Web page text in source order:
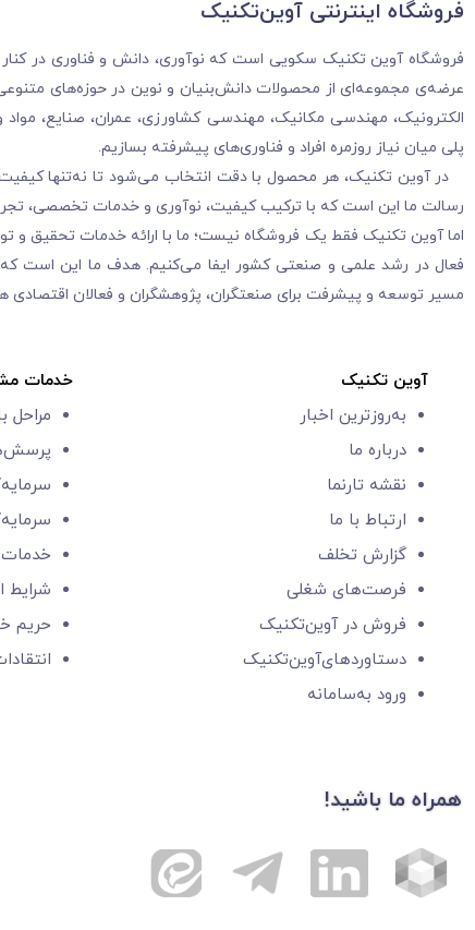
فروشگاه‌ اینترنتی آوین‌تکنیک
فروشگاه آوین تکنیک سکویی است که نوآوری، دانش و فناوری در کنار
عرضه‌ی مجموعه‌ای از محصولات دانش‌بنیان و نوین در حوزه‌های متنوعی
الکترونیک، مهندسی مکانیک، مهندسی کشاورزی، عمران، صنایع،
پلی میان نیاز روزمره افراد و فناوری‌های پیشرفته بسازیم.
در آوین تکنیک، هر محصول با دقت انتخاب می‌شود تا نه‌تنها کیفیت
رسالت ما این است که با ترکیب کیفیت، نوآوری و خدمات تخصصی،
اما آوین تکنیک فقط یک فروشگاه نیست؛ ما با ارائه خدمات تحقیق
فعال در رشد علمی و صنعتی کشور ایفا می‌کنیم. هدف ما این است که
مسیر توسعه و پیشرفت برای صنعتگران، پژوهشگران و فعالان اقتصادی
آوین تکنیک
به‌روزترین اخبار
درباره ما
نقشه تارنما
ارتباط با ما
گزارش‌ تخلف
فرصت‌های شغلی
فروش در آوین‌تکنیک
دستاوردهای‌آوین‌تکنیک
ورود به‌سامانه
خدمات
مراحل
شرایط
حریم
همراه ما باشید!